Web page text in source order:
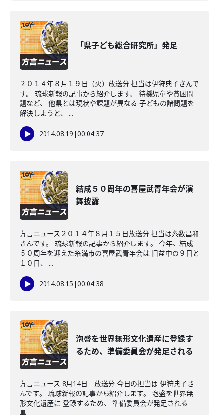
「県子ども総合研究所」発足
２０１４年８月１９日（火）放送分 担当は伊狩典子さんで
す。 琉球新報の記事から紹介します。 待機児童や貧困問
題など、 他県とは現状や課題が異なる 子どもの諸問題を
解決しようと、 ...
2014.08.19 |00:04:37
結成５０周年の喜屋武青年会が演
舞披露
方言ニュース２０１４年８月１５日放送分 担当は糸数昌和
さんです。 琉球新報の記事から紹介します。 今年、結成
５０周年を迎えた糸満市の喜屋武青年会は 旧盆中の９日と
１０日、 ...
2014.08.15 |00:04:38
泡盛を世界無形文化遺産に登録す
るため、準備委員会が発足される
方言ニュース 8月14日 放送分 今日の担当は 伊狩典子さ
んです。 琉球新報の記事から紹介します。 泡盛を世界無
形文化遺産に 登録するため、 準備委員会が発足される
黒...